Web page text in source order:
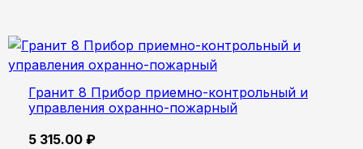
Гранит 8 Прибор приемно-контрольный и
управления охранно-пожарный
5 315.00 ₽